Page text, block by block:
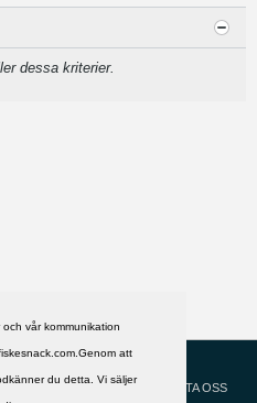
vår kommunikation
att
du detta. Vi säljer
dessa kriterier.
HJÄLP
KONTAKTA OSS